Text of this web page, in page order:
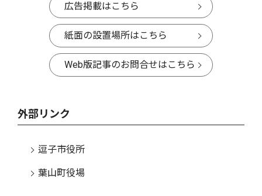
広告掲載はこちら
紙面の設置場所はこちら
Web版記事のお問合せはこちら
外部リンク
逗子市役所
葉山町役場